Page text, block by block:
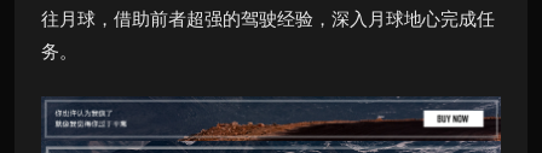
往月球，借助前者超强的驾驶经验，深入月球地心完成任
务。